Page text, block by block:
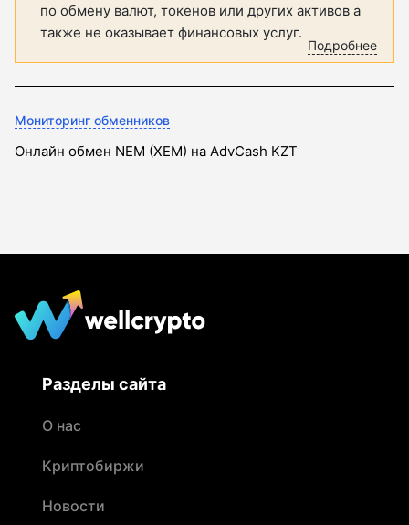
по обмену валют, токенов или других активов а
также не оказывает финансовых услуг.
Подробнее
Мониторинг обменников
Онлайн обмен NEM (XEM) на AdvCash KZT
Разделы сайта
О нас
Криптобиржи
Новости